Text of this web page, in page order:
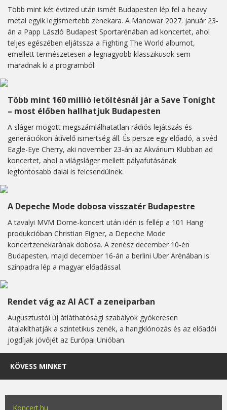
Több mint két évtized után ismét Budapesten lép fel a heavy
metal egyik legismertebb zenekara. A Manowar 2027. január 23-
án a Papp László Budapest Sportarénában ad koncertet, ahol
teljes egészében eljátssza a Fighting The World albumot,
emellett természetesen a legnagyobb klasszikusok sem
maradnak ki a programból.
Több mint 160 millió letöltésnál jár a Save Tonight
– most élőben hallhatjuk Budapesten
A sláger mögött megszámlálhatatlan rádiós lejátszás és
generációkon átívelő ismertség áll. És persze egy előadó, a svéd
Eagle-Eye Cherry, aki november 23-án az Akvárium Klubban ad
koncertet, ahol a világsláger mellett pályafutásának
legfontosabb dalai is felcsendülnek.
A Depeche Mode dobosa visszatér Budapestre
A tavalyi MVM Dome-koncert után idén is fellép a 101 Hang
produkcióban Christian Eigner, a Depeche Mode
koncertzenekarának dobosa. A zenész december 10-én
Budapesten, majd december 16-án a berlini Uber Arénában is
színpadra lép a magyar előadással.
Rendet vág az AI ACT a zeneiparban
Augusztustól új átláthatósági szabályok gyökeresen
átalakíthatják a szintetikus zenék, a hangklónozás és az előadói
jogdíjak jövőjét az Európai Unióban.
KÖVESS MINKET
Koncert.hu